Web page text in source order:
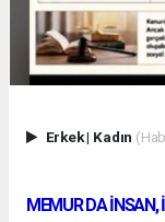
Erkek| Kadın
MEMUR DA İNSAN,